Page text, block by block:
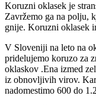
Koruzni oklasek je
Zavržemo ga na polju,
gnije. Koruzni oklasek
V Sloveniji na leto na
pridelujemo koruzo za
oklaskov .Ena izmed
iz obnovljivih virov.
nadomestimo 600 do